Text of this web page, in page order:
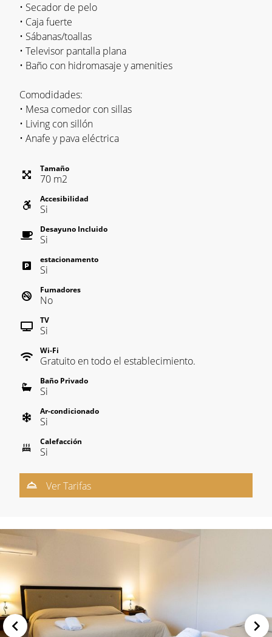
• Secador de pelo
• Caja fuerte
• Sábanas/toallas
• Televisor pantalla plana
• Baño con hidromasaje y amenities
Comodidades:
• Mesa comedor con sillas
• Living con sillón
• Anafe y pava eléctrica
Tamaño
70 m2
Accesibilidad
Si
Desayuno Incluido
Si
estacionamento
Si
Fumadores
No
TV
Si
Wi-Fi
Gratuito en todo el establecimiento.
Baño Privado
Si
Ar-condicionado
Si
Calefacción
Si
Ver Tarifas